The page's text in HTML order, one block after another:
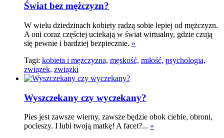
Świat bez mężczyzn?
W wielu dziedzinach kobiety radzą sobie lepiej od mężczyzn.
A oni coraz częściej uciekają w świat wirtualny, gdzie czują
się pewnie i bardziej bezpiecznie. »
Tagi: kobieta i mężczyzna, męskość, miłość, psychologia,
związek, związki
Wyszczekany czy wyczekany?
Pies jest zawsze wierny, zawsze będzie obok ciebie, obroni,
pocieszy. I lubi twoją matkę! A facet?... »